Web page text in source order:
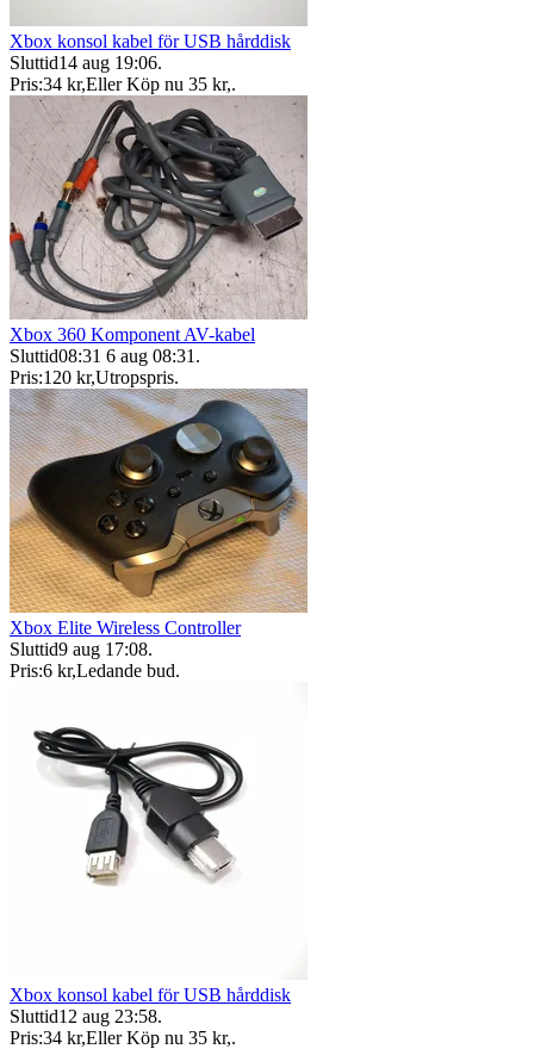
Xbox konsol kabel för USB hårddisk
Sluttid14 aug 19:06.
Pris:34 kr,Eller Köp nu 35 kr,.
Xbox 360 Komponent AV-kabel
Sluttid08:31 6 aug 08:31 .
Pris:120 kr,Utropspris.
Xbox Elite Wireless Controller
Sluttid9 aug 17:08.
Pris:6 kr,Ledande bud.
Xbox konsol kabel för USB hårddisk
Sluttid12 aug 23:58.
Pris:34 kr,Eller Köp nu 35 kr,.